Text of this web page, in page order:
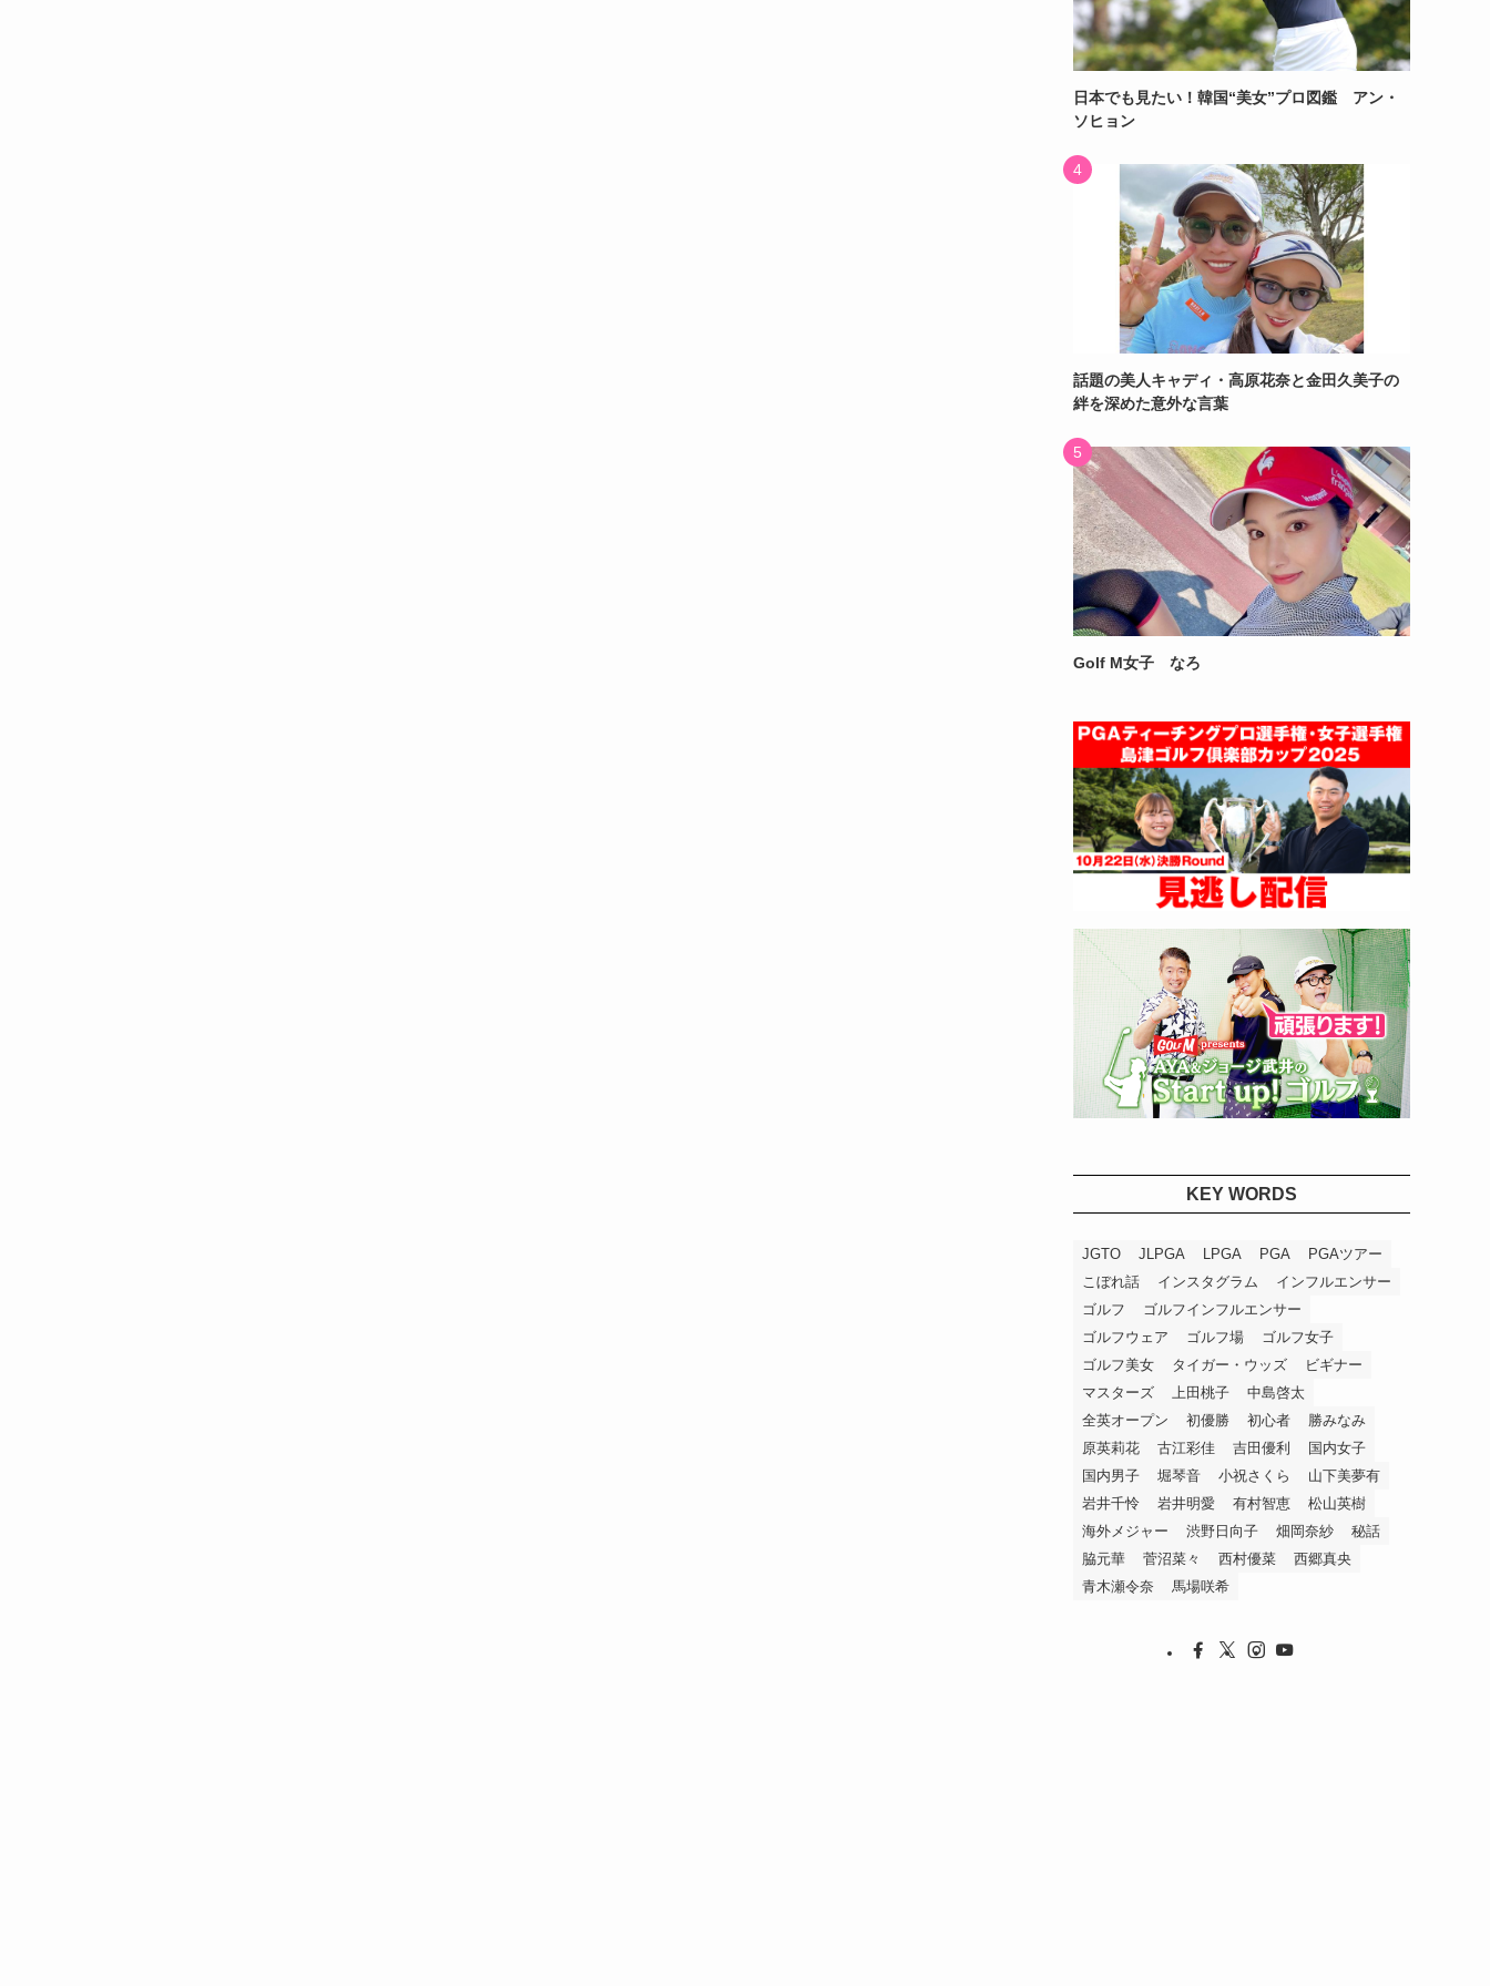
日本でも見たい！韓国“美女”プロ図鑑 アン・
ソヒョン
話題の美人キャディ・高原花奈と金田久美子の
絆を深めた意外な言葉
Golf M女子 なろ
KEY WORDS
JGTO JLPGA LPGA PGA
PGAツアー
こぼれ話
インスタグラム
インフルエンサー
ゴルフ
ゴルフインフルエンサー
ゴルフウェア
ゴルフ場
ゴルフ女子
ゴルフ美女
タイガー・ウッズ
ビギナー
マスターズ
上田桃子
中島啓太
全英オープン
初優勝 初心者
勝みなみ
原英莉花
古江彩佳 吉田優利
国内女子
国内男子
堀琴音 小祝さくら
山下美夢有
岩井千怜
岩井明愛 有村智恵
松山英樹
海外メジャー
渋野日向子 畑岡奈紗
秘話
脇元華
菅沼菜々 西村優菜
西郷真央
青木瀬令奈
馬場咲希